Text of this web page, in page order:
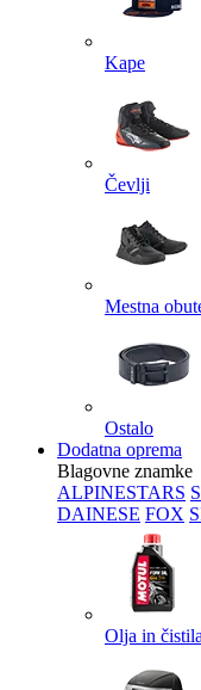
Kape
Čevlji
Mestna
Ostalo
Dodatna oprema
Blagovne znamke
ALPINESTARS
DAINESE FOX
Olja in čistila